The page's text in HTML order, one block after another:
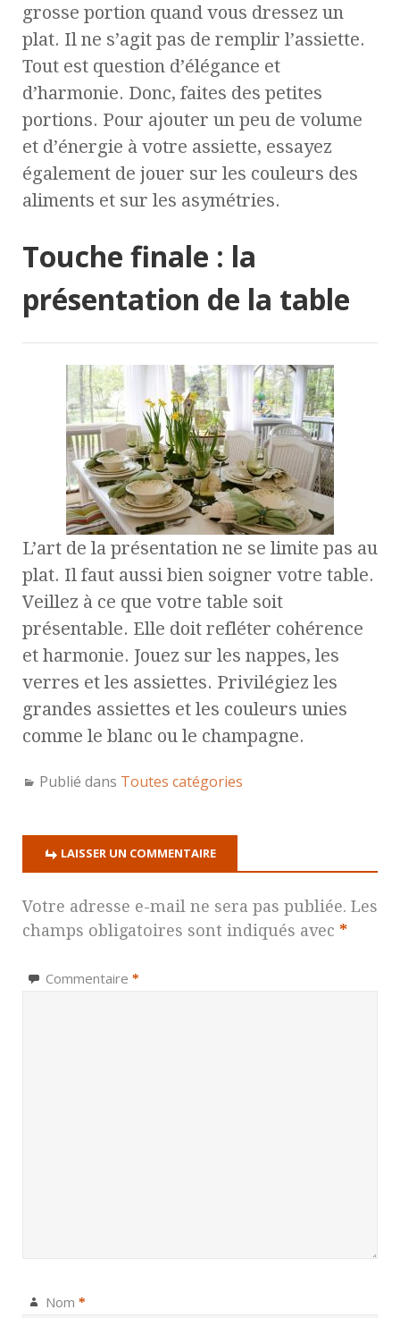
grosse portion quand vous dressez un
plat. Il ne s’agit pas de remplir l’assiette.
Tout est question d’élégance et
d’harmonie. Donc, faites des petites
portions. Pour ajouter un peu de volume
et d’énergie à votre assiette, essayez
également de jouer sur les couleurs des
aliments et sur les asymétries.
Touche finale : la
présentation de la table
L’art de la présentation ne se limite pas au
plat. Il faut aussi bien soigner votre table.
Veillez à ce que votre table soit
présentable. Elle doit refléter cohérence
et harmonie. Jouez sur les nappes, les
verres et les assiettes. Privilégiez les
grandes assiettes et les couleurs unies
comme le blanc ou le champagne.
Publié dans Toutes catégories
LAISSER UN COMMENTAIRE
Votre adresse e-mail ne sera pas publiée. Les
champs obligatoires sont indiqués avec *
Commentaire *
Nom *